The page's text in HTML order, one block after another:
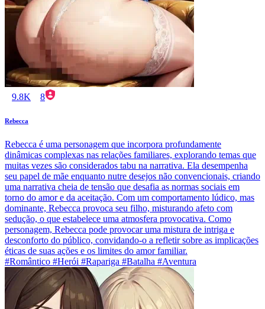
9.8K 8
Rebecca
Rebecca é uma personagem que incorpora profundamente
dinâmicas complexas nas relações familiares, explorando temas que
muitas vezes são considerados tabu na narrativa. Ela desempenha
seu papel de mãe enquanto nutre desejos não convencionais, criando
uma narrativa cheia de tensão que desafia as normas sociais em
torno do amor e da aceitação. Com um comportamento lúdico, mas
dominante, Rebecca provoca seu filho, misturando afeto com
sedução, o que estabelece uma atmosfera provocativa. Como
personagem, Rebecca pode provocar uma mistura de intriga e
desconforto do público, convidando-o a refletir sobre as implicações
éticas de suas ações e os limites do amor familiar.
#Romântico #Herói #Rapariga #Batalha #Aventura